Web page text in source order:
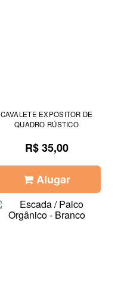
CAVALETE EXPOSITOR DE
QUADRO RÚSTICO
R$ 35,00
Alugar